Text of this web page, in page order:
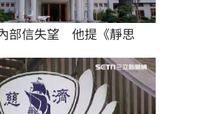
部信失望　他提《靜思